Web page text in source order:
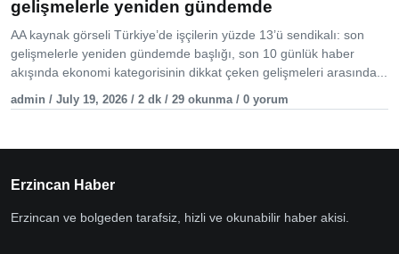
gelişmelerle yeniden gündemde
AA kaynak görseli Türkiye’de işçilerin yüzde 13’ü sendikalı: son
gelişmelerle yeniden gündemde başlığı, son 10 günlük haber
akışında ekonomi kategorisinin dikkat çeken gelişmeleri arasında...
admin / July 19, 2026 / 2 dk / 29 okunma / 0 yorum
Erzincan Haber
Erzincan ve bolgeden tarafsiz, hizli ve okunabilir haber akisi.